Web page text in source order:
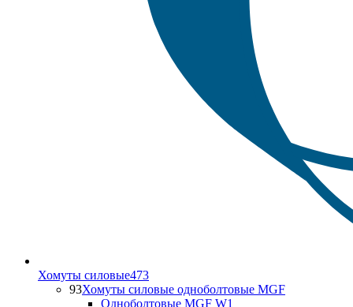
Хомуты силовые473
93Хомуты силовые одноболтовые MGF
Одноболтовые MGF W1